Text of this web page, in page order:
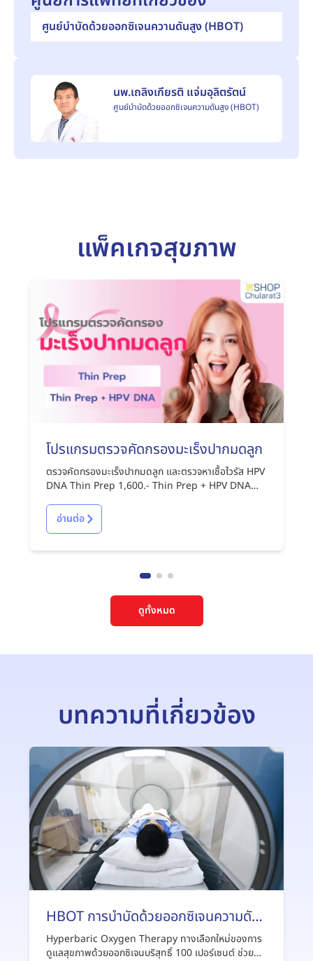
ศูนย์บำบัดด้วยออกซิเจนความดันสูง (HBOT)
นพ.เถลิงเกียรติ แจ่มอุลิตรัตน์
ศูนย์บำบัดด้วยออกซิเจนความดันสูง (HBOT)
แพ็คเกจสุขภาพ
โปรแกรมตรวจคัดกรองมะเร็งปากมดลูก
ตรวจคัดกรองมะเร็งปากมดลูก และตรวจหาเชื้อไวรัส HPV
DNA Thin Prep 1,600.- Thin Prep + HPV DNA
อ่านต่อ
ดูทั้งหมด
บทความที่เกี่ยวข้อง
HBOT การบำบัดด้วยออกซิเจนความดัน
สูงสามารถช่วยรักษาโรคอะไรได้บ้าง
Hyperbaric Oxygen Therapy ทางเลือกใหม่ของการ
ดูแลสุขภาพด้วยออกซิเจนบริสุทธิ์ 100 เปอร์เซนต์ ช่วย